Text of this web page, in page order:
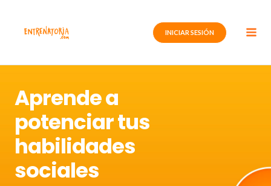
contenido
INICIAR SESIÓN
Aprende a
potenciar tus
habilidades
sociales